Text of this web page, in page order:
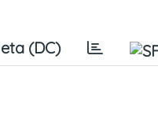
(DC)